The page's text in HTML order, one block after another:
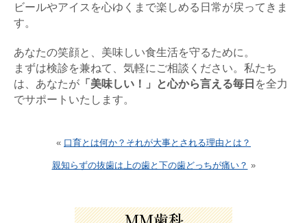
ビールやアイスを心ゆくまで楽しめる日常が戻ってきま
す。
あなたの笑顔と、美味しい食生活を守るために。
まずは検診を兼ねて、気軽にご相談ください。私たち
は、あなたが 「美味しい！」と心から言える毎日 を全力
でサポートいたします。
« 口育とは何か？それが大事とされる理由とは？
親知らずの抜歯は上の歯と下の歯どっちが痛い？ »